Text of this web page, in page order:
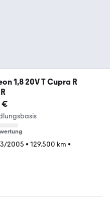
1,8 20V T Cupra R
€
2005 • 129.500 km •